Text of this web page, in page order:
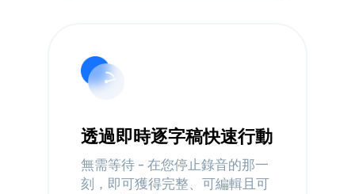
透過即時逐字稿快速行動
無需等待 - 在您停止錄音的那一
刻，即可獲得完整、可編輯且可